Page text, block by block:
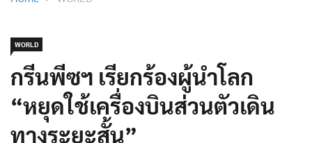
WORLD
กรีนพีซฯ เรียกร้องผู้นำโลก
“หยุดใช้เครื่องบินส่วนตัวเดิน
ทางระยะสั้น”